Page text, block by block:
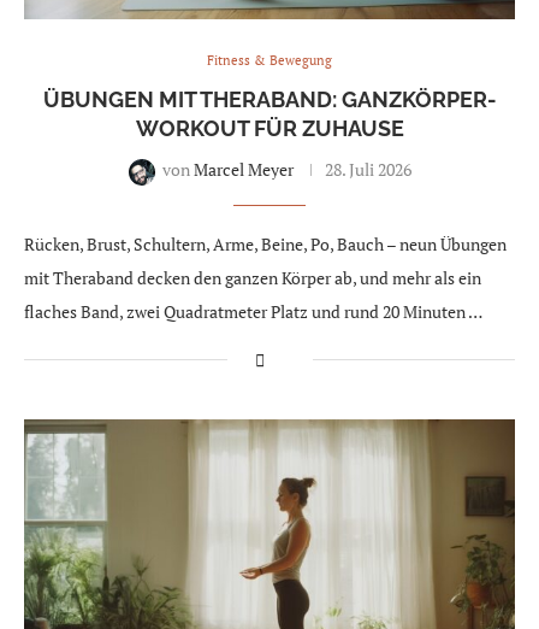
Fitness & Bewegung
ÜBUNGEN MIT THERABAND: GANZKÖRPER-
WORKOUT FÜR ZUHAUSE
vonMarcel Meyer 28. Juli 2026
Rücken, Brust, Schultern, Arme, Beine, Po, Bauch – neun Übungen
mit Theraband decken den ganzen Körper ab, und mehr als ein
flaches Band, zwei Quadratmeter Platz und rund 20 Minuten …